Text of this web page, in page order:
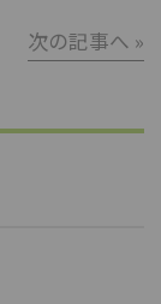
次の記事へ »